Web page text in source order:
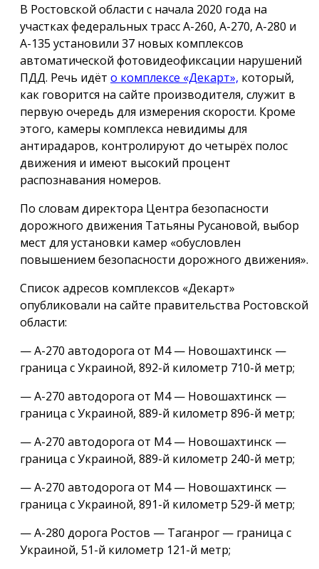
В Ростовской области c начала 2020 года на
участках федеральных трасс А-260, А-270, А-280 и
А-135 установили 37 новых комплексов
автоматической фотовидеофиксации нарушений
ПДД. Речь идёт о комплексе «Декарт», который,
как говорится на сайте производителя, служит в
первую очередь для измерения скорости. Кроме
этого, камеры комплекса невидимы для
антирадаров, контролируют до четырёх полос
движения и имеют высокий процент
распознавания номеров.
По словам директора Центра безопасности
дорожного движения Татьяны Русановой, выбор
мест для установки камер «обусловлен
повышением безопасности дорожного движения».
Список адресов комплексов «Декарт»
опубликовали на сайте правительства Ростовской
области:
— А-270 автодорога от М4 — Новошахтинск —
граница с Украиной, 892-й километр 710-й метр;
— А-270 автодорога от М4 — Новошахтинск —
граница с Украиной, 889-й километр 896-й метр;
— А-270 автодорога от М4 — Новошахтинск —
граница с Украиной, 889-й километр 240-й метр;
— А-270 автодорога от М4 — Новошахтинск —
граница с Украиной, 891-й километр 529-й метр;
— А-280 дорога Ростов — Таганрог — граница с
Украиной, 51-й километр 121-й метр;